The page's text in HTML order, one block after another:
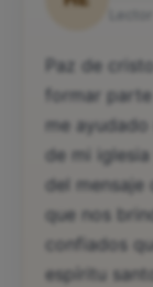
Paz de
formar
me
de mi
del
que nos
confiados
espíritu